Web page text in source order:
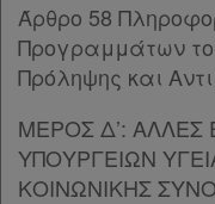
Παρ.7
Παρ.8
Παρ.9
Άρθρο 84
Παρ.1
Παρ.2
Άρθρο 58
Προγραμμάτων
Πρόληψης και
ΜΕΡΟΣ Δ’: ΑΛΛΕΣ
ΥΠΟΥΡΓΕΙΩΝ
ΚΟΙΝΩΝΙΚΗΣ